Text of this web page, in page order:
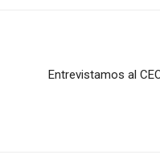
Entrevistamos al